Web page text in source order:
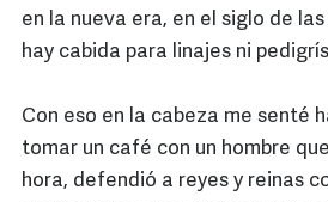
en la nueva era, en el siglo de
hay cabida para linajes ni
Con eso en la cabeza me senté
tomar un café con un hombre
hora, defendió a reyes y reinas